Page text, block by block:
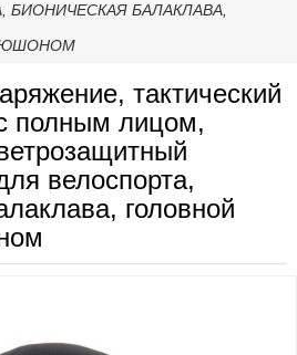
БАЛАКЛАВА,
тактический
полным лицом,
велоспорта,
головной